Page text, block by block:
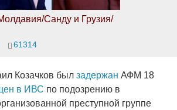
Санду и Грузия/
61314
Козачков был задержан АФМ 18
в ИВС по подозрению в
преступной группе